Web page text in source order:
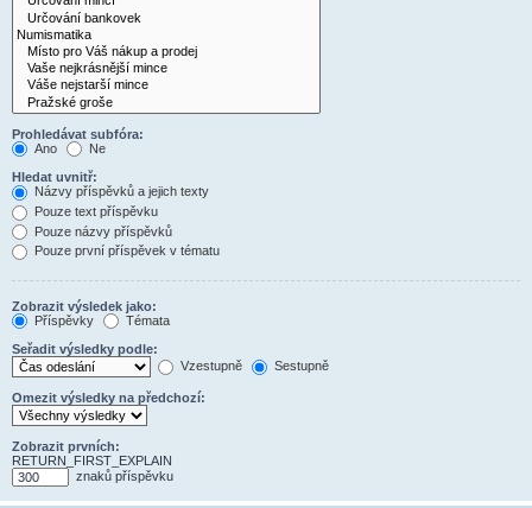
Prohledávat subfóra:
Ano
Ne
Hledat uvnitř:
Názvy příspěvků a jejich texty
Pouze text příspěvku
Pouze názvy příspěvků
Pouze první příspěvek v tématu
Zobrazit výsledek jako:
Příspěvky
Témata
Seřadit výsledky podle:
Vzestupně
Sestupně
Omezit výsledky na předchozí:
Zobrazit prvních:
RETURN_FIRST_EXPLAIN
znaků příspěvku